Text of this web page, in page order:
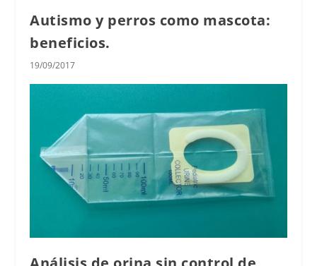
Autismo y perros como mascota:
beneficios.
19/09/2017